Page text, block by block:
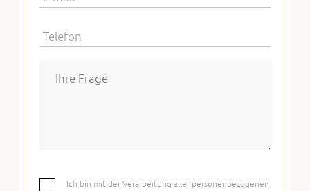
Telefon
Ich bin mit der Verarbeitung aller personenbezogenen